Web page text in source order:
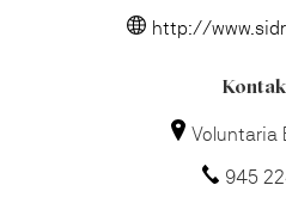
http://
Voluntaria
945